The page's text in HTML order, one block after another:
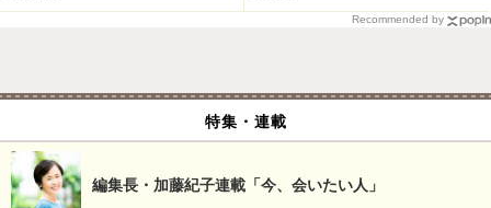
Recommended by
特集・連載
編集長・加藤紀子連載「今、会いたい人」